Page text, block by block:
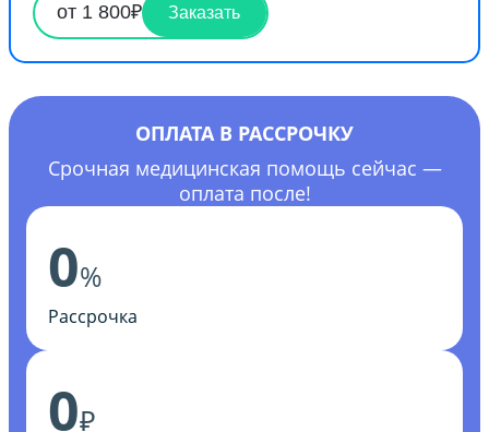
от 1 800₽ Заказать
ОПЛАТА В РАССРОЧКУ
Срочная медицинская помощь сейчас —
оплата после!
0%
Рассрочка
0₽